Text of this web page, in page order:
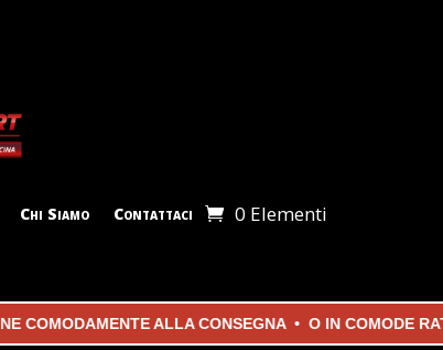
Chi Siamo Contattaci 0 Elementi
ALLA CONSEGNA • O IN COMODE RATE CON